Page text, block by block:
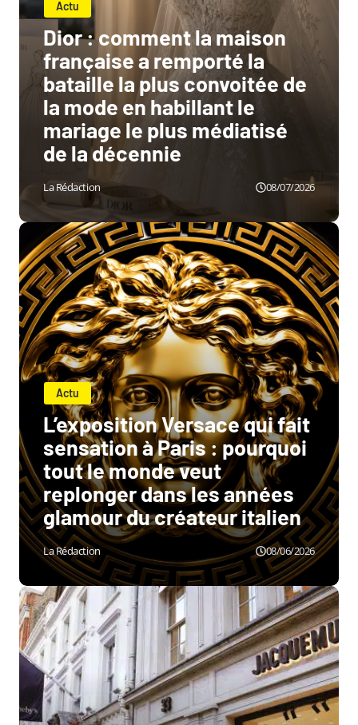
Actu
Dior : comment la maison
française a remporté la
bataille la plus convoitée de
la mode en habillant le
mariage le plus médiatisé
de la décennie
La Rédaction 08/07/2026
Actu
L’exposition Versace qui fait
sensation à Paris : pourquoi
tout le monde veut
replonger dans les années
glamour du créateur italien
La Rédaction 08/06/2026